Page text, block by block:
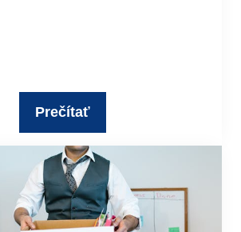
Prečítať